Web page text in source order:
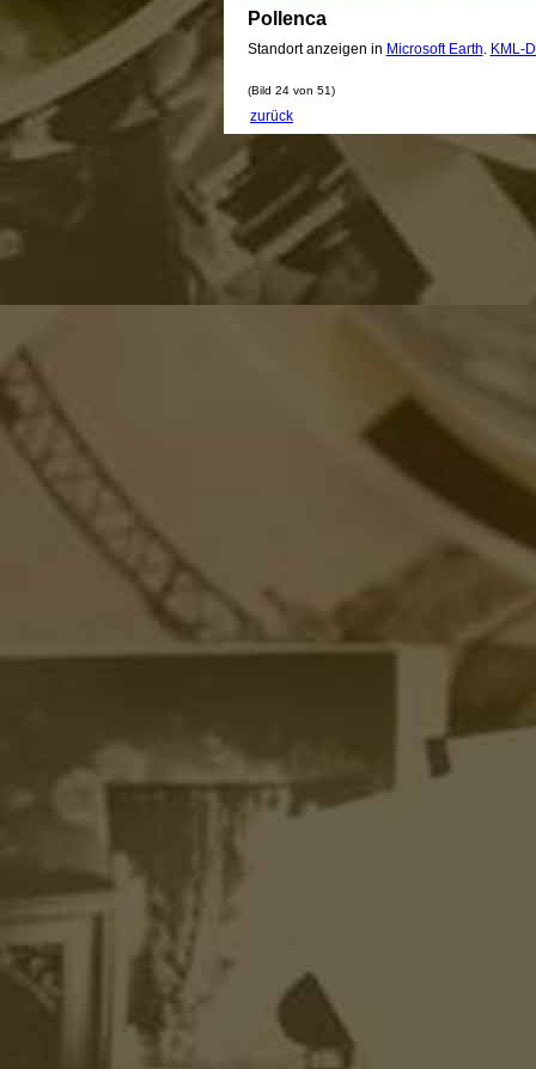
Pollenca
Standort anzeigen in Microsoft Earth KML-
(Bild 24 von 51)
zurück